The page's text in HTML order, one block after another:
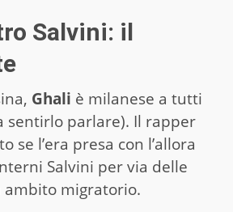
Salvini: il
Ghali è milanese a tutti
sentirlo parlare). Il rapper
se l’era presa con l’allora
Salvini per via delle
ambito migratorio.